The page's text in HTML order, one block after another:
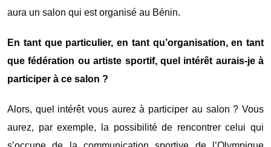
aura un salon qui est organisé au Bénin.
En tant que particulier, en tant qu’organisation, en tant
que fédération ou artiste sportif, quel intérêt aurais-je à
participer à ce salon ?
Alors, quel intérêt vous aurez à participer au salon ? Vous
aurez, par exemple, la possibilité de rencontrer celui qui